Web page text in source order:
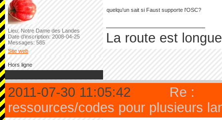
Lieu: Notre Dame des Landes
Date d'inscription: 2008-04-25
Messages: 585
Site web
quelqu'un sait si Faust supporte l'OSC?
La route est
Hors ligne
2011-07-30 11:05:42
Re :
ressources/codes pour plusieurs